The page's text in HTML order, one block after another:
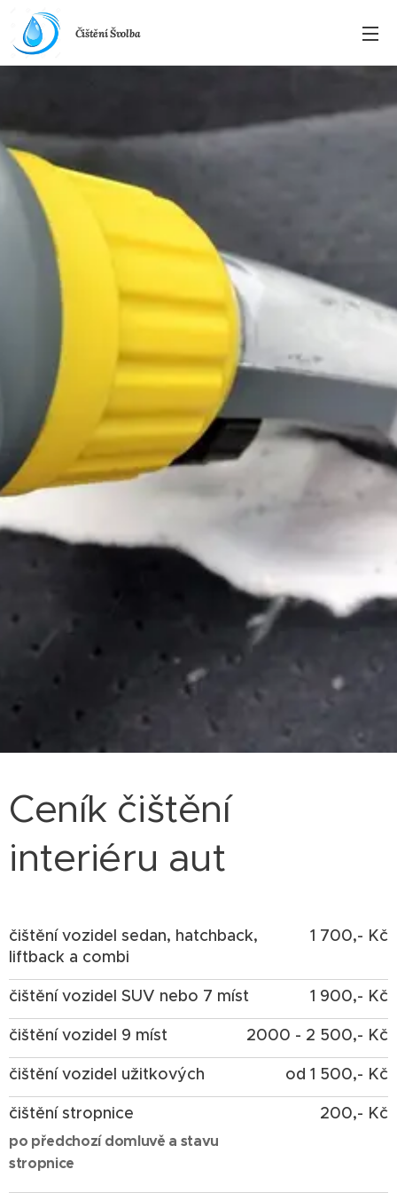
Čištění Švolba
Ceník čištění
interiéru aut
čištění vozidel sedan, hatchback,
liftback a combi
1 700,- Kč
čištění vozidel SUV nebo 7 míst
1 900,- Kč
čištění vozidel 9 míst
2000 - 2 500,- Kč
čištění vozidel užitkových
od 1 500,- Kč
čištění stropnice
po předchozí domluvě a stavu
stropnice
200,- Kč